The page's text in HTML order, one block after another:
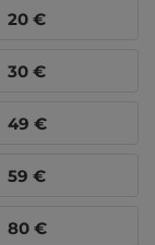
20 €
30 €
49 €
59 €
80 €